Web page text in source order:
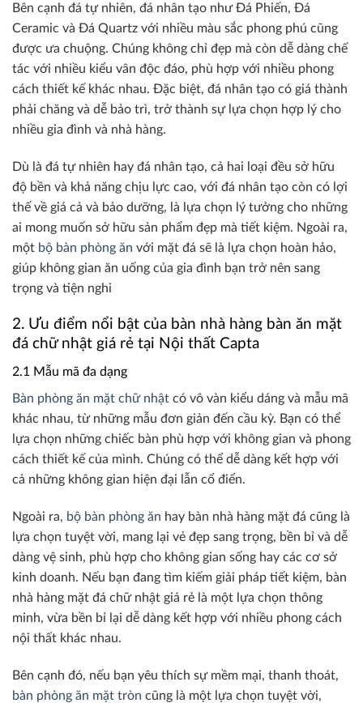
Bên cạnh đá tự nhiên, đá nhân tạo như Đá Phiến, Đá
Ceramic và Đá Quartz với nhiều màu sắc phong phú cũng
được ưa chuộng. Chúng không chỉ đẹp mà còn dễ dàng chế
tác với nhiều kiểu vân độc đáo, phù hợp với nhiều phong
cách thiết kế khác nhau. Đặc biệt, đá nhân tạo có giá thành
phải chăng và dễ bảo trì, trở thành sự lựa chọn hợp lý cho
nhiều gia đình và nhà hàng.
Dù là đá tự nhiên hay đá nhân tạo, cả hai loại đều sở hữu
độ bền và khả năng chịu lực cao, với đá nhân tạo còn có lợi
thế về giá cả và bảo dưỡng, là lựa chọn lý tưởng cho những
ai mong muốn sở hữu sản phẩm đẹp mà tiết kiệm. Ngoài ra,
một bộ bàn phòng ăn với mặt đá sẽ là lựa chọn hoàn hảo,
giúp không gian ăn uống của gia đình bạn trở nên sang
trọng và tiện nghi
2. Ưu điểm nổi bật của bàn nhà hàng bàn ăn mặt
đá chữ nhật giá rẻ tại Nội thất Capta
2.1 Mẫu mã đa dạng
Bàn phòng ăn mặt chữ nhật có vô vàn kiểu dáng và mẫu mã
khác nhau, từ những mẫu đơn giản đến cầu kỳ. Bạn có thể
lựa chọn những chiếc bàn phù hợp với không gian và phong
cách thiết kế của mình. Chúng có thể dễ dàng kết hợp với
cả những không gian hiện đại lẫn cổ điển.
Ngoài ra, bộ bàn phòng ăn hay bàn nhà hàng mặt đá cũng là
lựa chọn tuyệt vời, mang lại vẻ đẹp sang trọng, bền bỉ và dễ
dàng vệ sinh, phù hợp cho không gian sống hay các cơ sở
kinh doanh. Nếu bạn đang tìm kiếm giải pháp tiết kiệm, bàn
nhà hàng mặt đá chữ nhật giá rẻ là một lựa chọn thông
minh, vừa bền bỉ lại dễ dàng kết hợp với nhiều phong cách
nội thất khác nhau.
Bên cạnh đó, nếu bạn yêu thích sự mềm mại, thanh thoát,
bàn phòng ăn mặt tròn cũng là một lựa chọn tuyệt vời,